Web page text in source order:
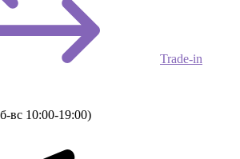
Trade-in
вс 10:00-19:00)